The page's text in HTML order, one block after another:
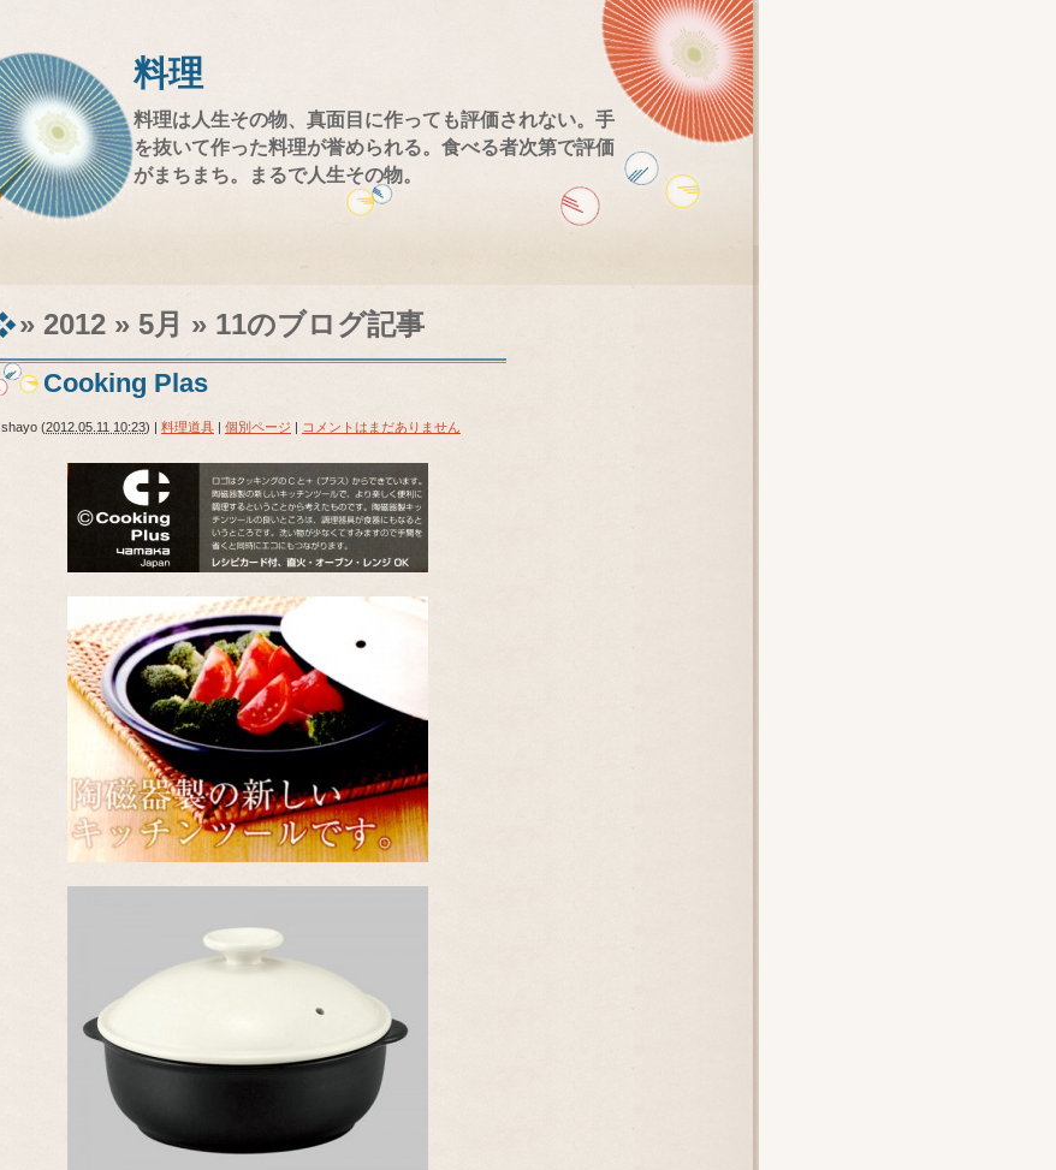
料理
料理は人生その物、真面目に作っても評価されない。手
を抜いて作った料理が誉められる。食べる者次第で評価
がまちまち。まるで人生その物。
» 2012 » 5月 » 11のブログ記事
Cooking Plas
shayo (2012.05.11 10:23) | 料理道具 | 個別ページ | コメントはまだありません